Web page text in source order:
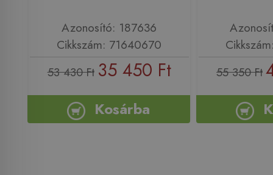
Azonosító: 187636
Cikkszám: 71640670
53 430 Ft 35 450 Ft
Kosárba
55 350 Ft